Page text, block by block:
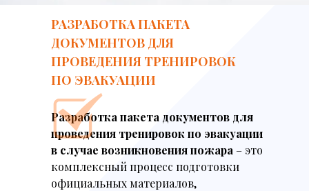
РАЗРАБОТКА ПАКЕТА
ДОКУМЕНТОВ ДЛЯ
ПРОВЕДЕНИЯ ТРЕНИРОВОК
ПО ЭВАКУАЦИИ
Разработка пакета документов для
проведения тренировок по эвакуации
в случае возникновения пожара – это
комплексный процесс подготовки
официальных материалов,